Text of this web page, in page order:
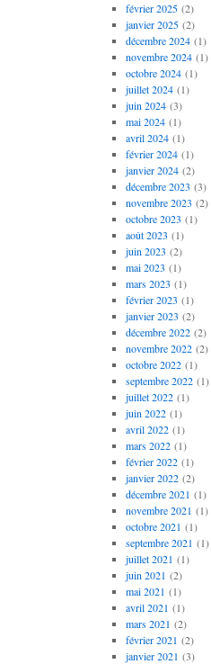
février 2025(2)
janvier 2025(2)
décembre 2024(1)
novembre 2024(1)
octobre 2024(1)
juillet 2024(1)
juin 2024(3)
mai 2024(1)
avril 2024(1)
février 2024(1)
janvier 2024(2)
décembre 2023 (3)
novembre 2023 (2)
octobre 2023 (1)
août 2023 (1)
juin 2023 (2)
mai 2023 (1)
mars 2023 (1)
février 2023 (1)
janvier 2023 (2)
décembre 2022(2)
novembre 2022(2)
octobre 2022(1)
septembre 2022(1)
juillet 2022(1)
juin 2022(1)
avril 2022(1)
mars 2022(1)
février 2022(1)
janvier 2022(2)
décembre 2021 (1)
novembre 2021 (1)
octobre 2021 (1)
septembre 2021 (1)
juillet 2021 (1)
juin 2021 (2)
mai 2021 (1)
avril 2021 (1)
mars 2021 (2)
février 2021 (2)
janvier 2021 (3)